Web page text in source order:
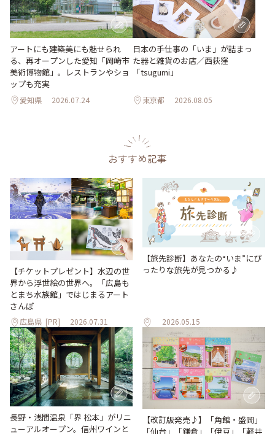
アートにも建築美にも魅せられ
る、再オープンした愛知「岡崎市
美術博物館」。レストランやショ
ップも充実
愛知県 2026.07.24
日本の手仕事の「いま」が詰まっ
た器と雑貨のお店／西荻窪
「tsugumi」
東京都 2026.08.05
おすすめ記事
【チケットプレゼント】水辺の世
界から浮世絵の世界へ。「広島も
とまち水族館」ではじまるアート
さんぽ
広島県 [PR] 2026.07.31
【旅先診断】あなたの“いま”にぴ
ったりな旅先が見つかる♪
2026.05.15
長野・浅間温泉「界 松本」がリニ
ューアルオープン。信州ワインと
【改訂版発売♪】「角館・盛岡」
「仙台」「鎌倉」「伊豆」「軽井